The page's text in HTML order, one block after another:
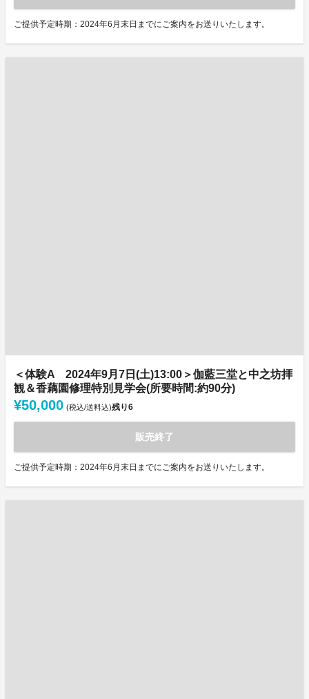
ご提供予定時期：2024年6月末日までにご案内をお送りいたします。
＜体験A 2024年9月7日(土)13:00＞伽藍三堂と中之坊拝
観＆香藕園修理特別見学会(所要時間:約90分)
¥50,000 (税込/送料込)残り6
販売終了
ご提供予定時期：2024年6月末日までにご案内をお送りいたします。